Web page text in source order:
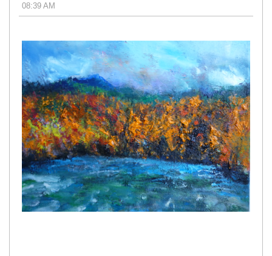
08:39 AM